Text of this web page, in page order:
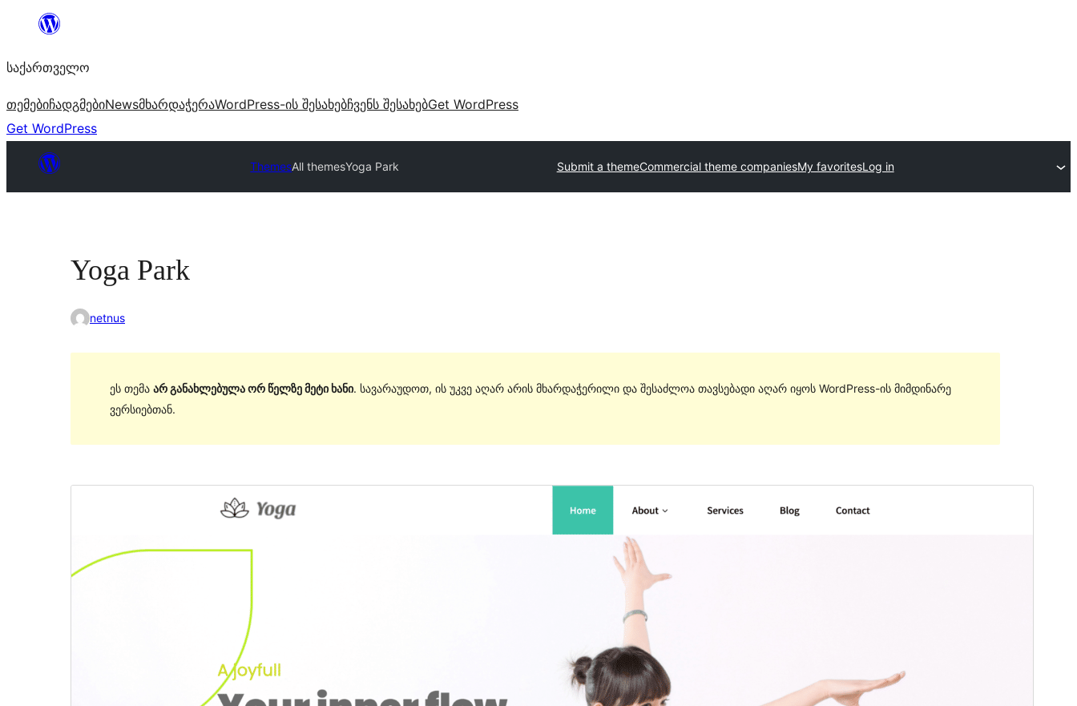
შიგთავსზე
საქართველო
თემებიჩადგმებიNewsმხარდაჭერაWordPress-ის შესახებჩვენს შესახებGet WordPress
Get WordPress
ThemesAll themesYoga Park Submit a themeCommercial theme companiesMy favoritesLog in
Yoga Park
netnus
ეს თემა არ განახლებულა ორ წელზე მეტი ხანი. სავარაუდოთ, ის უკვე აღარ არის მხარდაჭერილი და შესაძლოა თავსებადი აღარ იყოს WordPress-ის მიმდინარე
ვერსიებთან.